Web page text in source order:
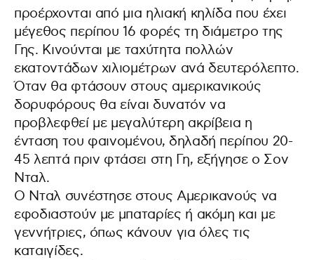
προέρχονται από μια ηλιακή κηλίδα που έχει
μέγεθος περίπου 16 φορές τη διάμετρο της
Γης. Κινούνται με ταχύτητα πολλών
εκατοντάδων χιλιομέτρων ανά δευτερόλεπτο.
Όταν θα φτάσουν στους αμερικανικούς
δορυφόρους θα είναι δυνατόν να
προβλεφθεί με μεγαλύτερη ακρίβεια η
ένταση του φαινομένου, δηλαδή περίπου 20-
45 λεπτά πριν φτάσει στη Γη, εξήγησε ο Σον
Νταλ.
Ο Νταλ συνέστησε στους Αμερικανούς να
εφοδιαστούν με μπαταρίες ή ακόμη και με
γεννήτριες, όπως κάνουν για όλες τις
καταιγίδες.